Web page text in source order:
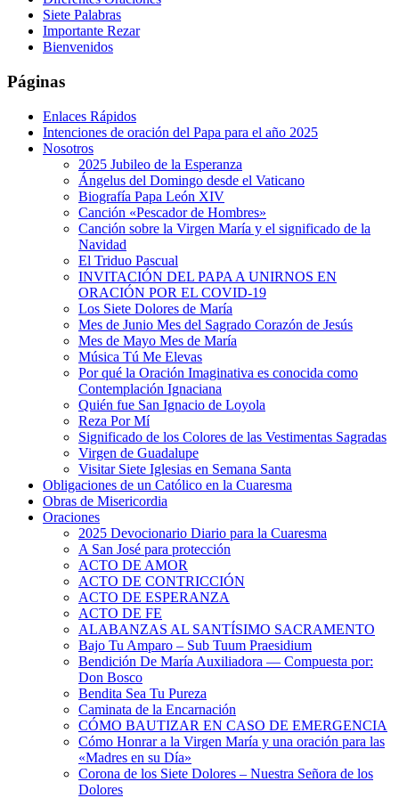
Siete Palabras
Importante Rezar
Bienvenidos
Páginas
Enlaces Rápidos
Intenciones de oración del Papa para el año 2025
Nosotros
2025 Jubileo de la Esperanza
Ángelus del Domingo desde el Vaticano
Biografía Papa León XIV
Canción «Pescador de Hombres»
Canción sobre la Virgen María y el significado de la
Navidad
El Triduo Pascual
INVITACIÓN DEL PAPA A UNIRNOS EN
ORACIÓN POR EL COVID-19
Los Siete Dolores de María
Mes de Junio Mes del Sagrado Corazón de Jesús
Mes de Mayo Mes de María
Música Tú Me Elevas
Por qué la Oración Imaginativa es conocida como
Contemplación Ignaciana
Quién fue San Ignacio de Loyola
Reza Por Mí
Significado de los Colores de las Vestimentas Sagradas
Virgen de Guadalupe
Visitar Siete Iglesias en Semana Santa
Obligaciones de un Católico en la Cuaresma
Obras de Misericordia
Oraciones
2025 Devocionario Diario para la Cuaresma
A San José para protección
ACTO DE AMOR
ACTO DE CONTRICCIÓN
ACTO DE ESPERANZA
ACTO DE FE
ALABANZAS AL SANTÍSIMO SACRAMENTO
Bajo Tu Amparo – Sub Tuum Praesidium
Bendición De María Auxiliadora — Compuesta por:
Don Bosco
Bendita Sea Tu Pureza
Caminata de la Encarnación
CÓMO BAUTIZAR EN CASO DE EMERGENCIA
Cómo Honrar a la Virgen María y una oración para las
«Madres en su Día»
Corona de los Siete Dolores – Nuestra Señora de los
Dolores